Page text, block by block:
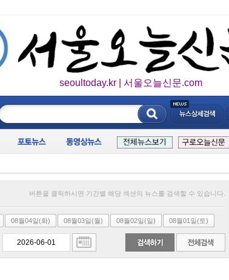
seoultoday.kr | 서울오늘신문.com
버튼을 클릭하시면 기간별 해당 섹션의 뉴스를 검색할 수 있습니다.
08월04일(화) 08월03일(월) 08월02일(일) 08월01일(토)